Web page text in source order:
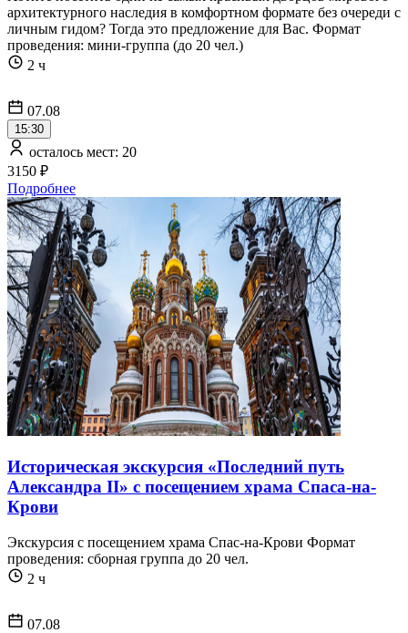
архитектурного наследия в комфортном формате без очереди с
личным гидом? Тогда это предложение для Вас. Формат
проведения: мини-группа (до 20 чел.)
2 ч
07.08
15:30
осталось мест: 20
3150 ₽
Подробнее
Историческая экскурсия «Последний путь
Александра II» с посещением храма Спаса-на-
Крови
Экскурсия с посещением храма Спас-на-Крови Формат
проведения: сборная группа до 20 чел.
2 ч
07.08